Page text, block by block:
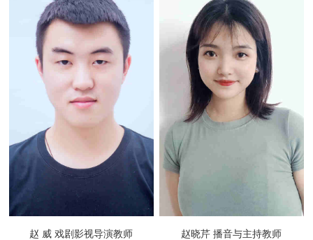
赵 威 戏剧影视导演教师 赵晓芹 播音与主持教师